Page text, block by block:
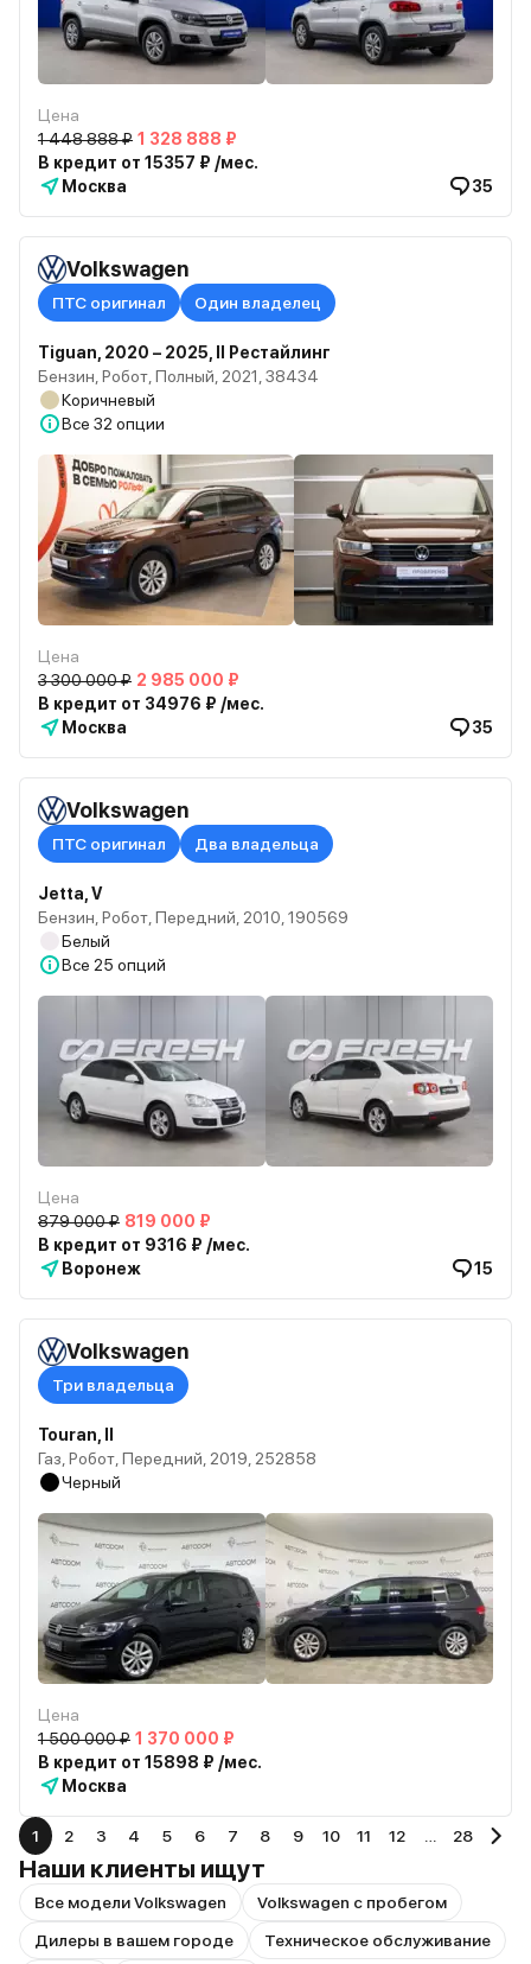
Цена
1 448 888 ₽ 1 328 888 ₽
В кредит от 15357 ₽ /мес.
Москва
35
Volkswagen
ПТС оригинал Один владелец
Tiguan, 2020 – 2025, II Рестайлинг
Бензин, Робот, Полный, 2021, 38434
Коричневый
Все 32 опции
Цена
3 300 000 ₽ 2 985 000 ₽
В кредит от 34976 ₽ /мес.
Москва
35
Volkswagen
ПТС оригинал Два владельца
Jetta, V
Бензин, Робот, Передний, 2010, 190569
Белый
Все 25 опций
Цена
879 000 ₽ 819 000 ₽
В кредит от 9316 ₽ /мес.
Воронеж
15
Volkswagen
Три владельца
Touran, II
Газ, Робот, Передний, 2019, 252858
Черный
Цена
1 500 000 ₽ 1 370 000 ₽
В кредит от 15898 ₽ /мес.
Москва
1 2 3 4 5 6 7 8 9 10 11 12 28
Наши клиенты ищут
Все модели Volkswagen
Volkswagen с пробегом
Дилеры в вашем городе
Техническое обслуживание